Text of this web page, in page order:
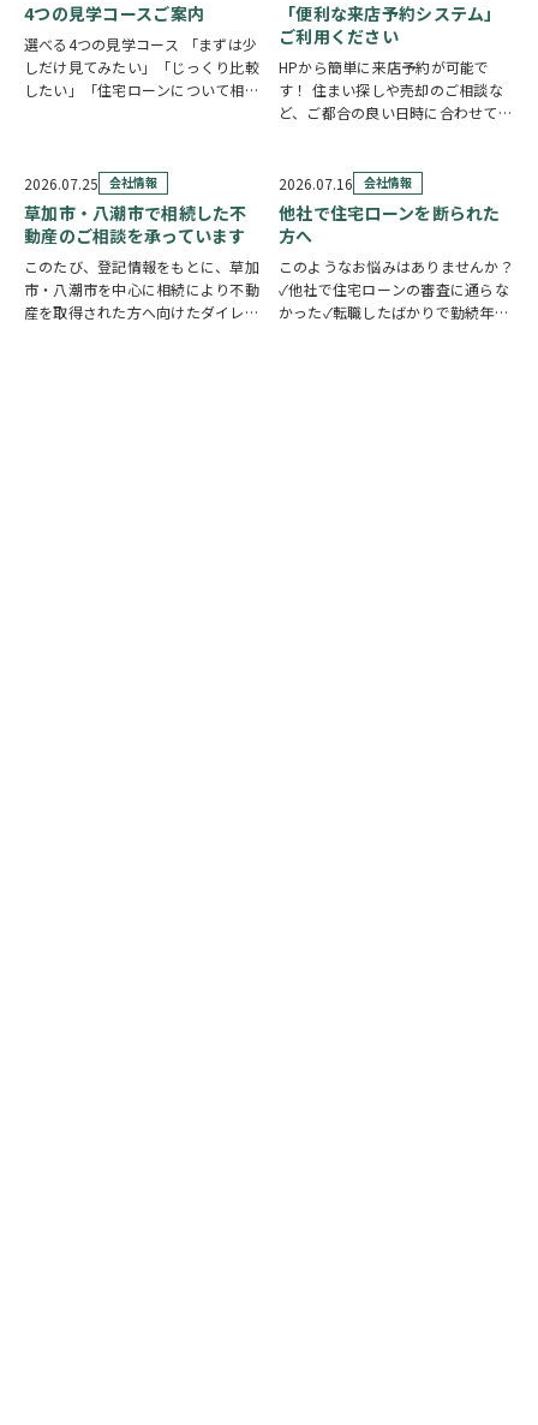
4つの見学コースご案内
選べる4つの見学コース 「まずは少
しだけ見てみたい」「じっくり比較
したい」「住宅ローンについて相談
せて選べる4つの見学コースをご用
意しています。 …
「便利な来店予約システム」
ご利用ください
HPから簡単に来店予約が可能で
す！ 住まい探しや売却のご相談な
ど、ご都合の良い日時に合わせてホ
望の日程を選んで、必要事項を入力
するだけで予約完了！ 「まずは相
談だけしたい」「気…
2026.07.25 会社情報
草加市・八潮市で相続した不
動産のご相談を承っています
このたび、登記情報をもとに、草加
市・八潮市を中心に相続により不動
産を取得された方へ向けたダイレク
2026.07.16 会社情報
他社で住宅ローンを断られた
方へ
このようなお悩みはありませんか？
✓他社で住宅ローンの審査に通らな
かった✓転職したばかりで勤続年数